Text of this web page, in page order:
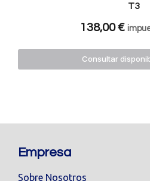
T3
138,00€
Consultar
Empresa
Sobre Nosotros